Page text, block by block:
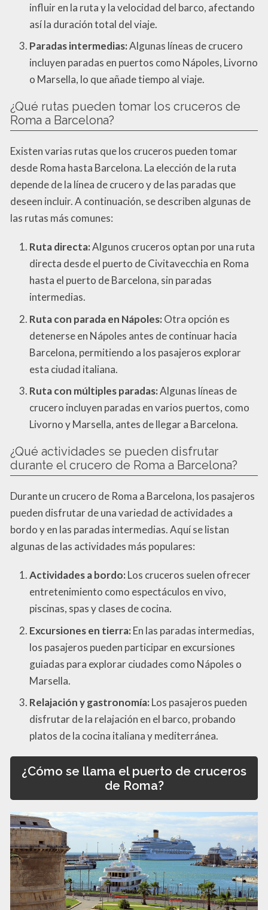
influir en la ruta y la velocidad del barco, afectando
así la duración total del viaje.
Paradas intermedias:Algunas líneas de crucero
incluyen paradas en puertos como Nápoles, Livorno
o Marsella, lo que añade tiempo al viaje.
¿Qué rutas pueden tomar los cruceros de
Roma a Barcelona?
Existen varias rutas que los cruceros pueden tomar
desde Roma hasta Barcelona. La elección de la ruta
depende de la línea de crucero y de las paradas que
deseen incluir. A continuación, se describen algunas de
las rutas más comunes:
Ruta directa:Algunos cruceros optan por una ruta
directa desde el puerto de Civitavecchia en Roma
hasta el puerto de Barcelona, sin paradas
intermedias.
Ruta con parada en Nápoles: Otra opción es
detenerse en Nápoles antes de continuar hacia
Barcelona, permitiendo a los pasajeros explorar
esta ciudad italiana.
Ruta con múltiples paradas:Algunas líneas de
crucero incluyen paradas en varios puertos, como
Livorno y Marsella, antes de llegar a Barcelona.
¿Qué actividades se pueden disfrutar
durante el crucero de Roma a Barcelona?
Durante un crucero de Roma a Barcelona, los pasajeros
pueden disfrutar de una variedad de actividades a
bordo y en las paradas intermedias. Aquí se listan
algunas de las actividades más populares:
Actividades a bordo: Los cruceros suelen ofrecer
entretenimiento como espectáculos en vivo,
piscinas, spas y clases de cocina.
Excursiones en tierra: En las paradas intermedias,
los pasajeros pueden participar en excursiones
guiadas para explorar ciudades como Nápoles o
Marsella.
Relajación y gastronomía: Los pasajeros pueden
disfrutar de la relajación en el barco, probando
platos de la cocina italiana y mediterránea.
¿Cómo se llama el puerto de cruceros
de Roma?